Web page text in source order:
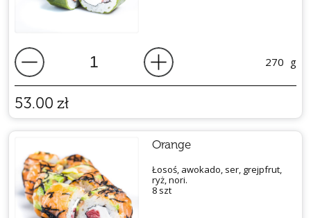
270 g
53.00 zł
Orange
Łosoś, awokado, ser, grejpfrut,
ryż, nori.
8 szt